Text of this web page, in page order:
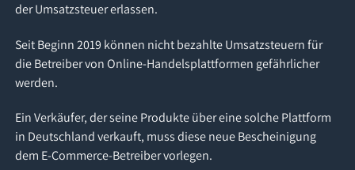
der Umsatzsteuer erlassen.
Seit Beginn 2019 können nicht bezahlte Umsatzsteuern für
die Betreiber von Online-Handelsplattformen gefährlicher
werden.
Ein Verkäufer, der seine Produkte über eine solche Plattform
in Deutschland verkauft, muss diese neue Bescheinigung
dem E-Commerce-Betreiber vorlegen.